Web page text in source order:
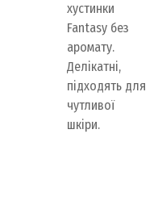
хустинки
Fantasy без
аромату.
Делікатні,
підходять для
чутливої
шкіри.